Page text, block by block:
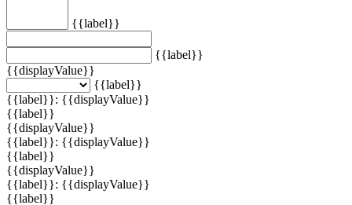
{{label}}
{{label}}
{{displayValue}}
{{label}}
{{label}}: {{displayValue}}
{{label}}
{{displayValue}}
{{label}}: {{displayValue}}
{{label}}
{{displayValue}}
{{label}}: {{displayValue}}
{{label}}